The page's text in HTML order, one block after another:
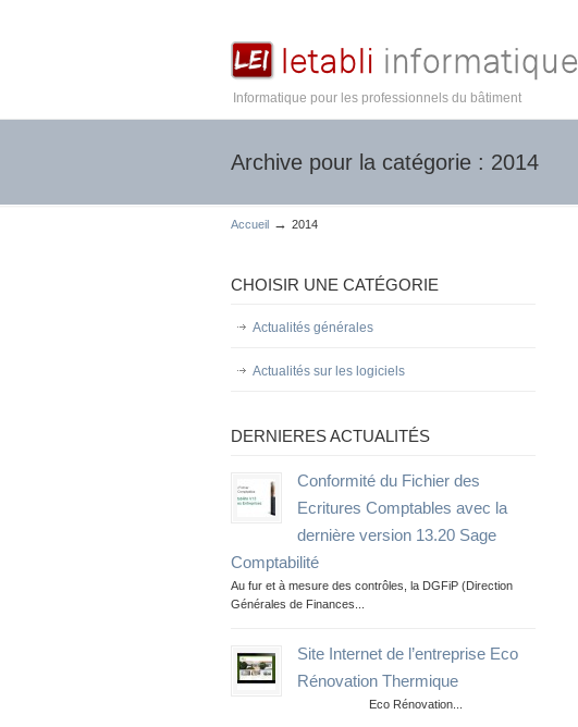
Informatique pour les professionnels du bâtiment
Archive pour la catégorie : 2014
Accueil → 2014
CHOISIR UNE CATÉGORIE
Actualités générales
Actualités sur les logiciels
DERNIERES ACTUALITÉS
Conformité du Fichier des
Ecritures Comptables avec la
dernière version 13.20 Sage
Comptabilité
Au fur et à mesure des contrôles, la DGFiP (Direction
Générales de Finances...
Site Internet de l’entreprise Eco
Rénovation Thermique
Eco Rénovation...